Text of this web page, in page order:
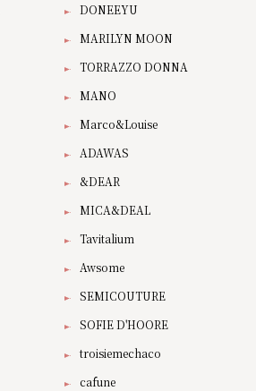
DONEEYU
MARILYN MOON
TORRAZZO DONNA
MANO
Marco&Louise
ADAWAS
&DEAR
MICA&DEAL
Tavitalium
Awsome
SEMICOUTURE
SOFIE D'HOORE
troisiemechaco
cafune